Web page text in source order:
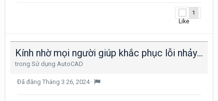
1
Kính nhờ mọi người giúp khắc phục lỗi nhảy kích thước chữ khi block đôi tượng
trong Sử dụng AutoCAD
Đã đăng Tháng 3 26, 2024 ·